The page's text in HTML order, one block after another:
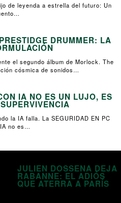
de leyenda a estrella del futuro: Un
DRUMMER: LA
el segundo álbum de Morlock. The
cósmica de sonidos…
IA NO ES UN LUJO, ES
la IA falla. La SEGURIDAD EN PC
no es…
JULIEN DOSSENA DEJA
RABANNE: EL ADIÓS
QUE ATERRA A PARÍS